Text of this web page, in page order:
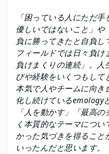
「困っている人にただ
優しいではないこと」や
負に勝ってきたと自負し
フィールドでは日々負
負けまくりの連続」。
びや経験をいくつもして
本気で人やチームに向き
化し続けているemology
「人を動かす」「最高
く本質的なテーマにつ
かった気づきを得ること
いったんだと思います。